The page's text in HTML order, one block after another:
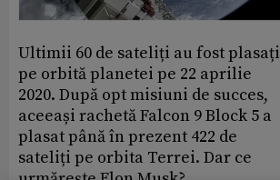
Ultimii 60 de sateliți au fost plasați
pe orbită planetei pe 22 aprilie
2020. După opt misiuni de succes,
aceeași rachetă Falcon 9 Block 5 a
plasat până în prezent 422 de
sateliți pe orbita Terrei. Dar ce